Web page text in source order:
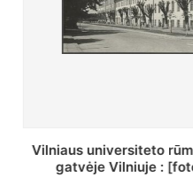
St. Batoro universiteto
kolegija :